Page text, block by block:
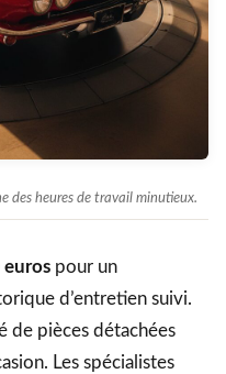
des heures de travail minutieux.
euros pour un
d’entretien suivi.
de pièces détachées
Les spécialistes